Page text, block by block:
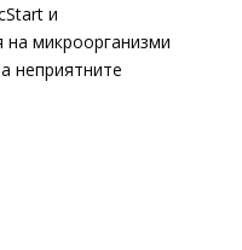
и
на микроорганизми
неприятните